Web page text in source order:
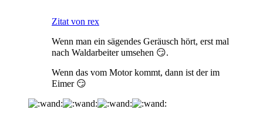
Zitat von rex
Wenn man ein sägendes Geräusch hört, erst mal
nach Waldarbeiter umsehen 😏.
Wenn das vom Motor kommt, dann ist der im
Eimer 😏